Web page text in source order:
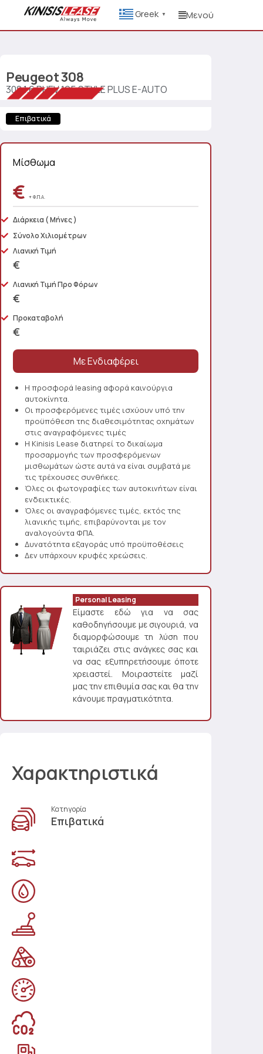
Greek ▼ Μενού
Peugeot308
308 1.6 PHEV 195 STYLE PLUS E-AUTO
Επιβατικά
Μίσθωμα
€ + Φ.Π.Α.
Διάρκεια ( Μήνες )
Σύνολο Χιλιομέτρων
Λιανική Τιμή
€
Λιανική Τιμή Προ Φόρων
€
Προκαταβολή
€
Η προσφορά leasing αφορά καινούργια
αυτοκίνητα.
Οι προσφερόμενες τιμές ισχύουν υπό την
προϋπόθεση της διαθεσιμότητας οχημάτων
στις αναγραφόμενες τιμές
Η Kinisis Lease διατηρεί το δικαίωμα
προσαρμογής των προσφερόμενων
μισθωμάτων ώστε αυτά να είναι συμβατά με
τις τρέχουσες συνθήκες.
Όλες οι φωτογραφίες των αυτοκινήτων είναι
ενδεικτικές.
Όλες οι αναγραφόμενες τιμές, εκτός της
λιανικής τιμής, επιβαρύνονται με τον
αναλογούντα ΦΠΑ.
Δυνατότητα εξαγοράς υπό προϋποθέσεις
Δεν υπάρχουν κρυφές χρεώσεις.
Personal Leasing
Είμαστε εδώ για να σας
καθοδηγήσουμε με σιγουριά, να
διαμορφώσουμε τη λύση που
ταιριάζει στις ανάγκες σας και
να σας εξυπηρετήσουμε όποτε
χρειαστεί. Μοιραστείτε μαζί
μας την επιθυμία σας και θα την
κάνουμε πραγματικότητα.
Χαρακτηριστικά
Κατηγορία
Επιβατικά